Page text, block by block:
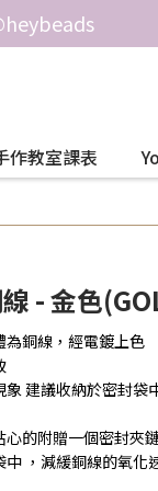
作教室課表
- 金色
銅線，經電鍍上色
建議收納於密封袋
的附贈一個密封夾
，減緩銅線的氧化